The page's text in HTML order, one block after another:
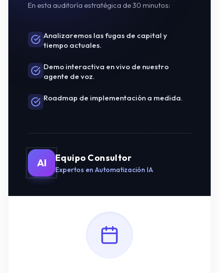
En esta auditoría estratégica de 30 minutos:
Analizaremos las fugas de capital y
tiempo actuales.
Demo interactiva en vivo de nuestro
agente de voz.
Roadmap de implementación a medida.
AI Equipo Consultor
Expertos en Automatización IA